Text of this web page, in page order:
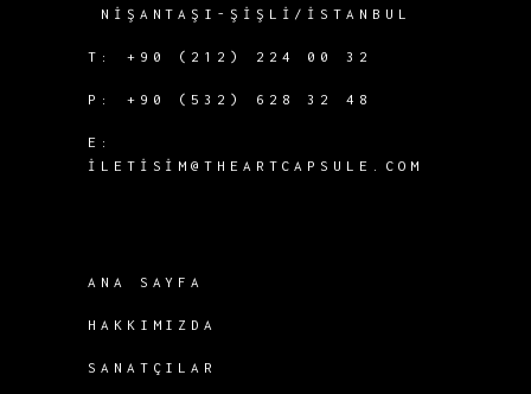
NIŞANTAŞI- ŞIŞLI/İSTANBUL
T: +90 (212) 224 00 32
P: +90 (532) 628 32 48
E:
ILETISIM@THEARTCAPSULE.COM
ANA SAYFA
HAKKIMIZDA
SANATÇILAR